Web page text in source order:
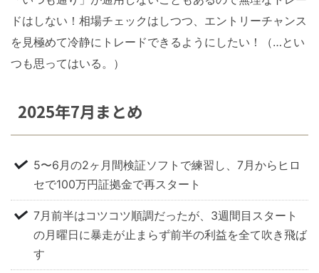
ドはしない！相場チェックはしつつ、エントリーチャンス
を見極めて冷静にトレードできるようにしたい！（…とい
つも思ってはいる。）
2025年7月まとめ
5〜6月の2ヶ月間検証ソフトで練習し、7月からヒロ
セで100万円証拠金で再スタート
7月前半はコツコツ順調だったが、3週間目スタート
の月曜日に暴走が止まらず前半の利益を全て吹き飛ば
す